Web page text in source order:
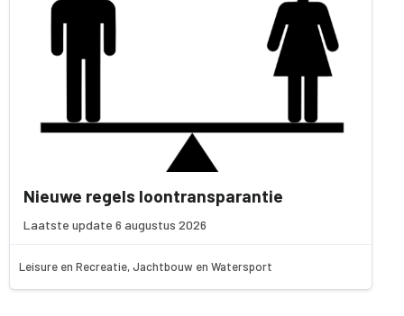
Nieuwe regels loontransparantie
Laatste update 6 augustus 2026
Leisure en Recreatie, Jachtbouw en Watersport